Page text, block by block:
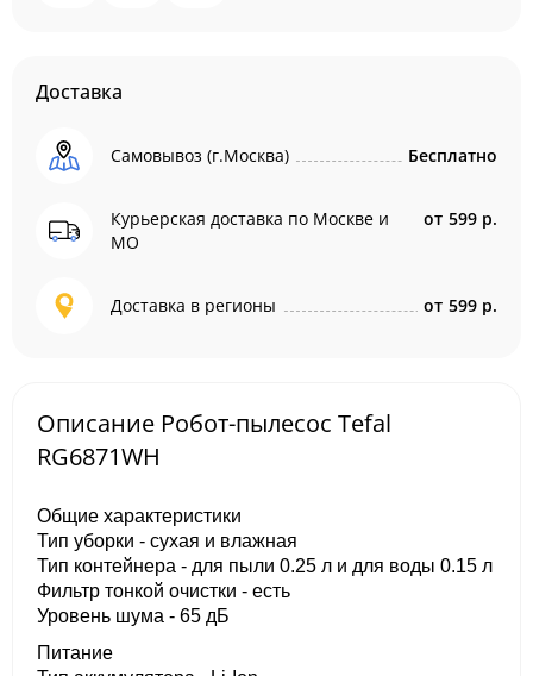
Доставка
Самовывоз (г.Москва) Бесплатно
Курьерская доставка по Москве и
МО
от 599 р.
Доставка в регионы от 599 р.
Описание Робот-пылесос Tefal
RG6871WH
Общие характеристики
Тип уборки - сухая и влажная
Тип контейнера - для пыли 0.25 л и для воды 0.15 л
Фильтр тонкой очистки - есть
Уровень шума - 65 дБ
Питание